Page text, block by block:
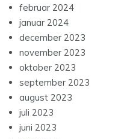
februar 2024
januar 2024
december 2023
november 2023
oktober 2023
september 2023
august 2023
juli 2023
juni 2023